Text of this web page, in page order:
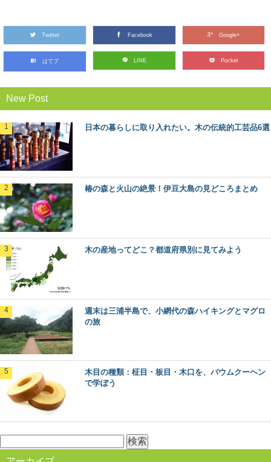
と物語～
日本人なら知っておきたい日本の木材をご紹介するシリ
ーズ。 今回は、日本の木材の中でも特に耐久性...
木の産地ってどこ？都道府県別に見てみよう
の？ ふだんは見えない林業の世界に、未だ...
芸品6選
長い歴史と匠の技、そして美しさを持つ日本の伝統的工
人気の観光地「軽井沢」の森をモリップ目線
で観光してみる
高野山の林業を代表する「高野六木」とは
Twitter Facebook Google+
はてブ LINE Pocket
New Post
日本の暮らしに取り入れたい。木の伝統的工芸品6選
椿の森と火山の絶景！伊豆大島の見どころまとめ
木の産地ってどこ？都道府県別に見てみよう
週末は三浦半島で、小網代の森ハイキングとマグロ
の旅
木目の種類：柾目・板目・木口を、バウムクーヘン
で学ぼう
索: